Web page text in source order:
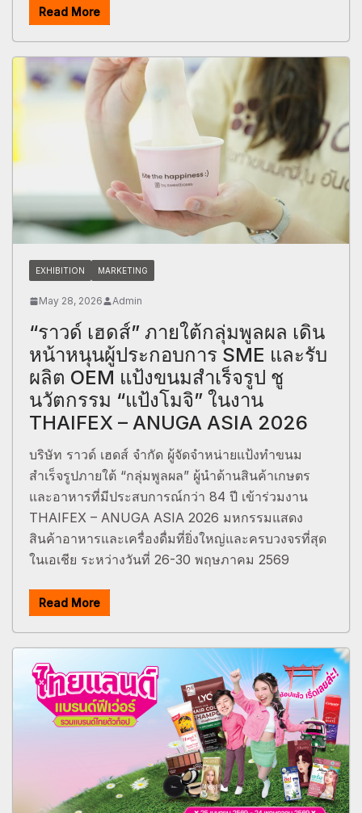
Read More
EXHIBITION MARKETING
May 28, 2026 Admin
“ราวด์ เฮดส์” ภายใต้กลุ่มพูลผล เดิน
หน้าหนุนผู้ประกอบการ SME และรับ
ผลิต OEM แป้งขนมสำเร็จรูป ชู
นวัตกรรม “แป้งโมจิ” ในงาน
THAIFEX – ANUGA ASIA 2026
บริษัท ราวด์ เฮดส์ จำกัด ผู้จัดจำหน่ายแป้งทำขนม
สำเร็จรูปภายใต้ “กลุ่มพูลผล” ผู้นำด้านสินค้าเกษตร
และอาหารที่มีประสบการณ์กว่า 84 ปี เข้าร่วมงาน
THAIFEX – ANUGA ASIA 2026 มหกรรมแสดง
สินค้าอาหารและเครื่องดื่มที่ยิ่งใหญ่และครบวงจรที่สุด
ในเอเชีย ระหว่างวันที่ 26-30 พฤษภาคม 2569
Read More